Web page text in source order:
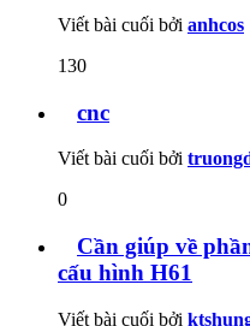
Viết bài cuối bởi anhcos
130
cnc
Viết bài cuối bởi
0
Cần giúp về
cấu hình H61
Viết bài cuối bởi